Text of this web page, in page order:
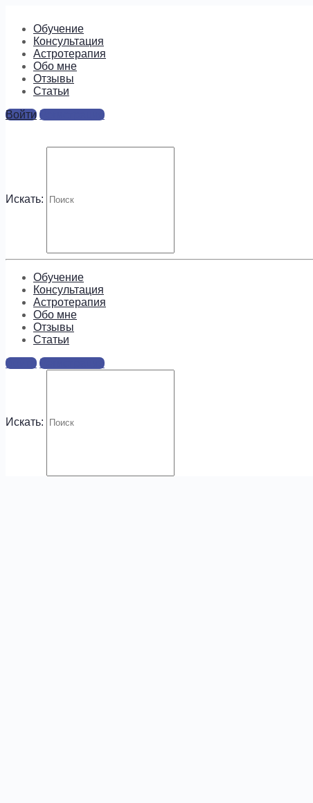
Обучение
Консультация
Астротерапия
Обо мне
Отзывы
Cтатьи
Войти Регистрация
Искать:
Обучение
Консультация
Астротерапия
Обо мне
Отзывы
Cтатьи
Войти Регистрация
Искать:
Подпишитесь, чтобы получать
информацию о предложениях и
новых курсах!